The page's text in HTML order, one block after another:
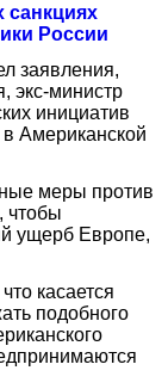
России
заявления,
экс-министр
инициатив
Американской
меры против
чтобы
ущерб Европе,
касается
подобного